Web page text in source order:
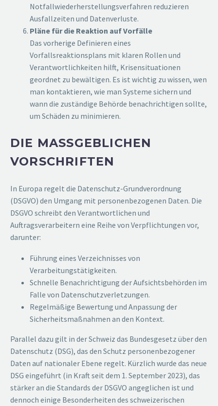
Notfallwiederherstellungsverfahren reduzieren
Ausfallzeiten und Datenverluste.
Pläne für die Reaktion auf Vorfälle
Das vorherige Definieren eines
Vorfallsreaktionsplans mit klaren Rollen und
Verantwortlichkeiten hilft, Krisensituationen
geordnet zu bewältigen. Es ist wichtig zu wissen, wen
man kontaktieren, wie man Systeme sichern und
wann die zuständige Behörde benachrichtigen sollte,
um Schäden zu minimieren.
DIE MASSGEBLICHEN V
ORSCHRIFTEN
In Europa regelt die Datenschutz-Grundverordnung
(DSGVO) den Umgang mit personenbezogenen Daten. Die
DSGVO schreibt den Verantwortlichen und
Auftragsverarbeitern eine Reihe von Verpflichtungen vor,
darunter:
Führung eines Verzeichnisses von
Verarbeitungstätigkeiten.
Schnelle Benachrichtigung der Aufsichtsbehörden im
Falle von Datenschutzverletzungen.
Regelmäßige Bewertung und Anpassung der
Sicherheitsmaßnahmen an den Kontext.
Parallel dazu gilt in der Schweiz das Bundesgesetz über den
Datenschutz (DSG), das den Schutz personenbezogener
Daten auf nationaler Ebene regelt. Kürzlich wurde das neue
DSG eingeführt (in Kraft seit dem 1. September 2023), das
stärker an die Standards der DSGVO angeglichen ist und
dennoch einige Besonderheiten des schweizerischen